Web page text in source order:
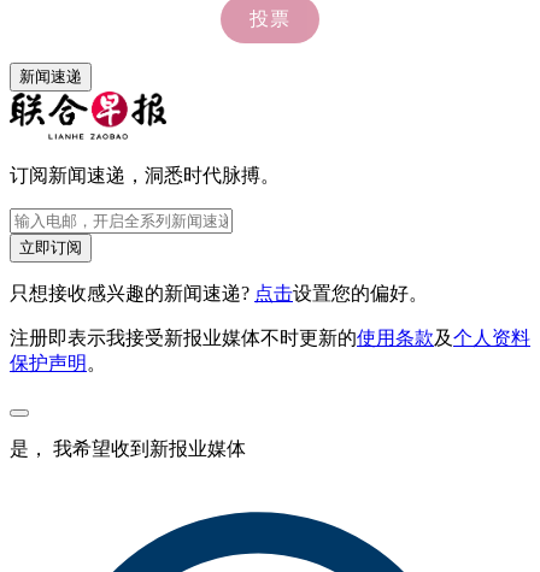
新闻速递
订阅新闻速递，洞悉时代脉搏。
立即订阅
只想接收感兴趣的新闻速递? 点击设置您的偏好。
注册即表示我接受新报业媒体不时更新的使用条款及个人资料
保护声明 。
是， 我希望收到新报业媒体